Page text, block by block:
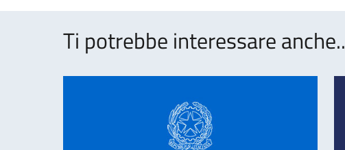
Ti potrebbe interessare anche..